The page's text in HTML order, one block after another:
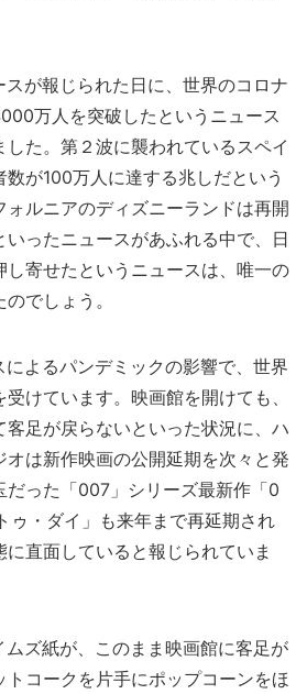
が報じられた日に、世界のコロナ
万人を突破したというニュース
た。第２波に襲われているスペイ
が100万人に達する兆しだという
ォルニアのディズニーランドは再開
ったニュースがあふれる中で、日
し寄せたというニュースは、唯一の
でしょう。
よるパンデミックの影響で、世界
けています。映画館を開けても、
足が戻らないといった状況に、ハ
オは新作映画の公開延期を次々と発
だった「007」シリーズ最新作「0
・ダイ」も来年まで再延期され
直面していると報じられていま
ズ紙が、このまま映画館に客足が
コークを片手にポップコーンをほ